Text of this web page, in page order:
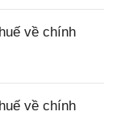
về chính
về chính